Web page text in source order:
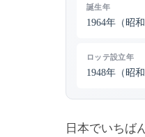
誕生年
1964年（昭和
ロッテ設立年
1948年（昭和
日本でいちば